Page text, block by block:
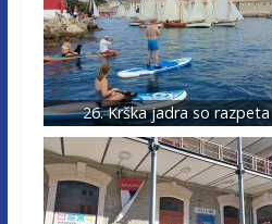
26. Krška jadra so razpeta